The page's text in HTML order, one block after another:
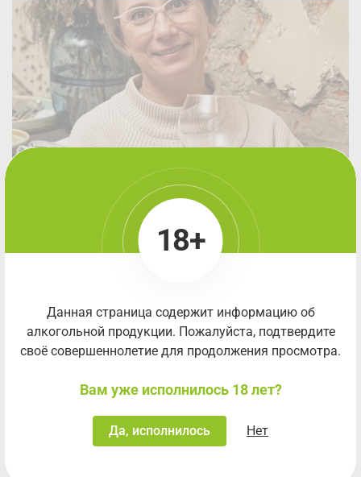
18+
Данная страница содержит информацию об
алкогольной продукции. Пожалуйста, подтвердите
своё совершеннолетие для продолжения просмотра.
Вам уже исполнилось 18 лет?
Да, исполнилось Нет